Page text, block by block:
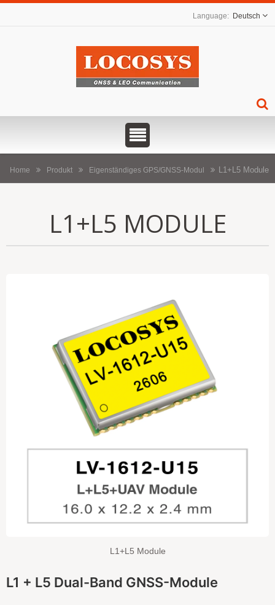
Deutsch
Home Produkt Eigenständiges GPS/GNSS-Modul L1+L5 Module
L1+L5 MODULE
L1+L5 Module
L1 + L5 Dual-Band GNSS-Module